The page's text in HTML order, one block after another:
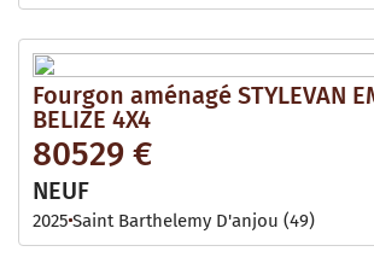
Fourgon aménagé STYLEVAN
BELIZE 4X4
80529 €
NEUF
2025 Saint Barthelemy D'anjou (49)